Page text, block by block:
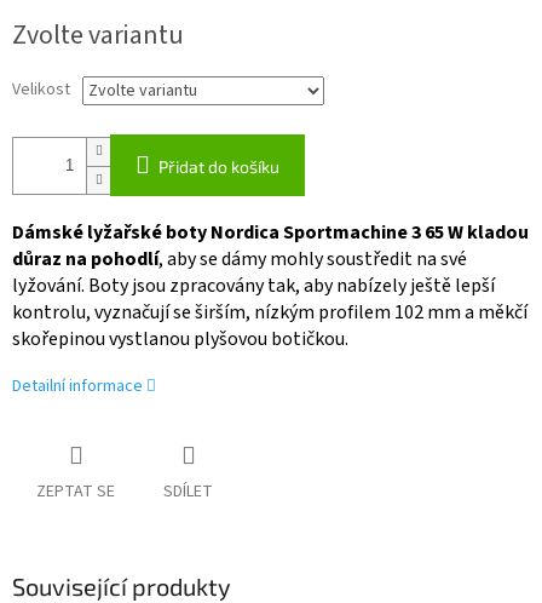
cena:
Zvolte variantu
Velikost
Přidat do košíku
Dámské lyžařské boty Nordica Sportmachine 3 65 W kladou
důraz na pohodlí, aby se dámy mohly soustředit na své
lyžování. Boty jsou zpracovány tak, aby nabízely ještě lepší
kontrolu, vyznačují se širším, nízkým profilem 102 mm a měkčí
skořepinou vystlanou plyšovou botičkou.
Detailní informace
ZEPTAT SE SDÍLET
Související produkty